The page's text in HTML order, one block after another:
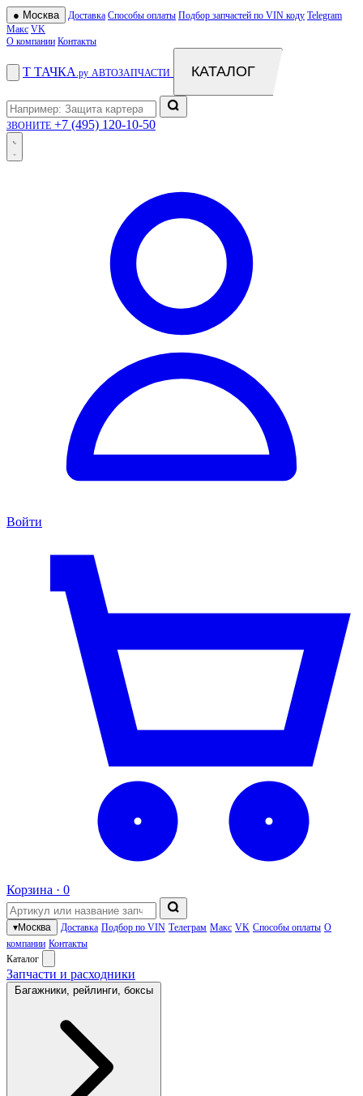
● Москва Доставка Способы оплаты Подбор запчастей по VIN коду Telegram
Макс VK
О компании Контакты
Т ТАЧКА .ру АВТОЗАПЧАСТИ КАТАЛОГ
ЗВОНИТЕ +7 (495) 120-10-50
Войти
Корзина · 0
▾Москва Доставка Подбор по VIN Телеграм Макс VK Способы оплаты О
компании Контакты
Каталог
Запчасти и расходники
Багажники, рейлинги, боксы